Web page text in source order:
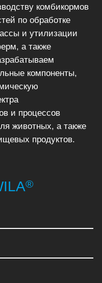
комбикормов
по обработке
и утилизации
а также
компоненты,
и процессов
животных, а также
продуктов.
®